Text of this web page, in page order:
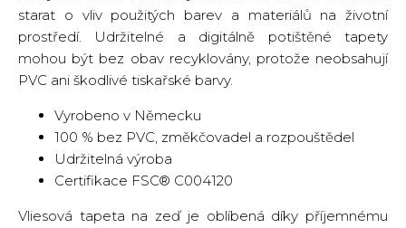
starat o vliv použitých barev a materiálů na životní
prostředí. Udržitelné a digitálně potištěné tapety
mohou být bez obav recyklovány, protože neobsahují
PVC ani škodlivé tiskařské barvy.
Vyrobeno v Německu
100 % bez PVC, změkčovadel a rozpouštědel
Udržitelná výroba
Certifikace FSC® C004120
Vliesová tapeta na zeď je oblíbená díky příjemnému